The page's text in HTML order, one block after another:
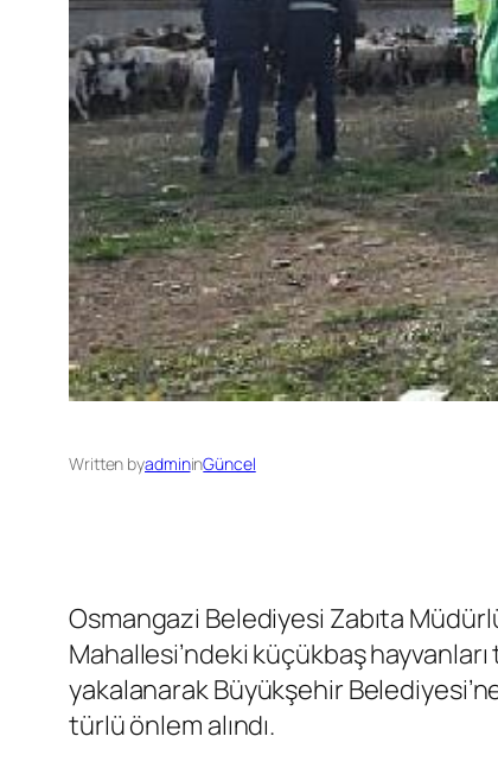
Written byadmininGüncel
Osmangazi Belediyesi Zabıta
Mahallesi’ndeki küçükbaş
yakalanarak Büyükşehir
türlü önlem alındı.